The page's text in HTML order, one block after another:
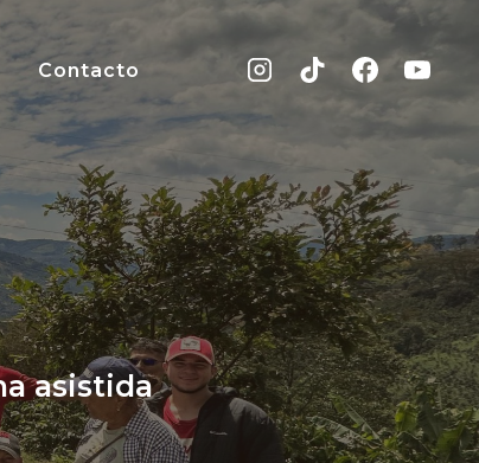
Contacto
asistida